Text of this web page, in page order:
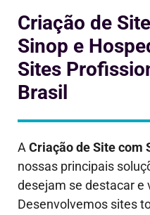
Criação de
Sinop e
Sites
Brasil
ACriação de Site com
nossas principais
desejam se destacar e
Desenvolvemos sites